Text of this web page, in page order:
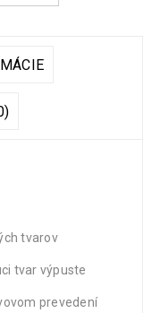
tvarov
tvar výpuste
prevedení